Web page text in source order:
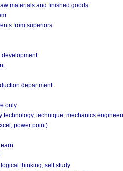
materials and finished goods
from superiors
development
department
only
technology, technique, mechanics
power point)
thinking, self study